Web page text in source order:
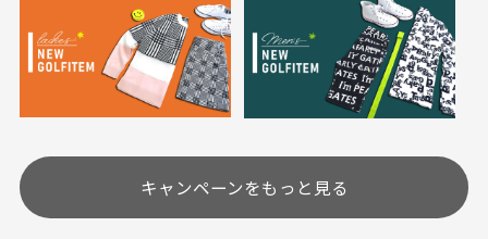
30代女性
高価なブルゾンがお
購入できました。状態も
最高でした。
30代女性
いつも素敵な商品を
す
商品をありがとうござい
ます。
ご注文下さいませ。
定休日はありますか？
土.日.祝日は定休日となっております。
その他の休日につきましてはサイト上にて告知させて
頂きます。
ユーズド商品の特性故、メンテンスを行っておりま
すが、におい（煙草、香水、お香、古着特有の香
り、柔軟剤等)が付着している場合がございます。
付属品について
付属品の記載につきましては、弊社に入荷した時点
キャンペーンをもっと見る